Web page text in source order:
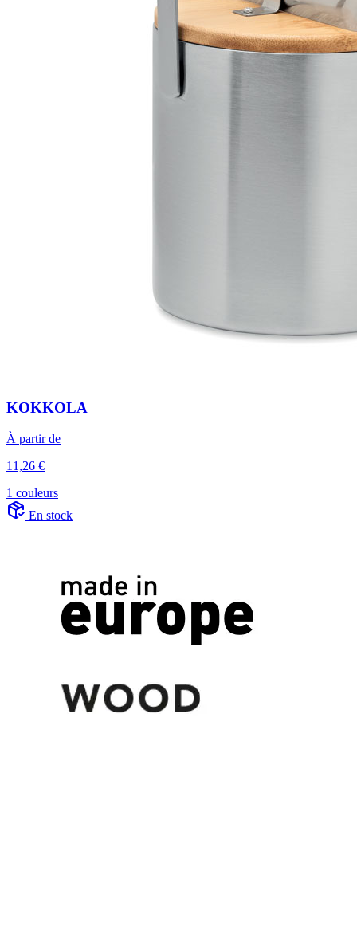
KOKKOLA
À partir de
11,26 €
1 couleurs
En stock